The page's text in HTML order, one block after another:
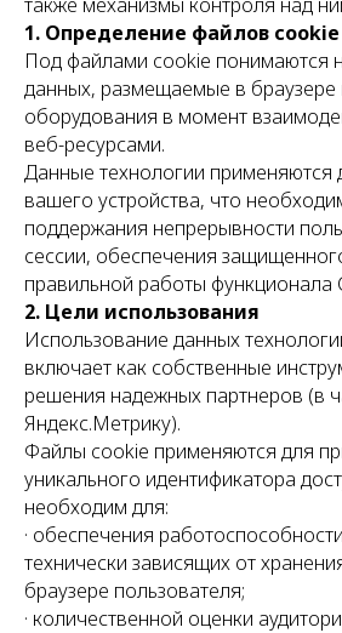
1. Определение файлов cookie
Под файлами cookie понимаются
данных, размещаемые в
оборудования в момент
веб-ресурсами.
Данные технологии применяются
вашего устройства, что
поддержания непрерывности
сессии, обеспечения
правильной работы функционала
2. Цели использования
Использование данных
включает как собственные
решения надежных партнеров (в
Яндекс.Метрику).
Файлы cookie применяются для
уникального идентификатора
необходим для:
· обеспечения
технически зависящих от
браузере пользователя;
· количественной оценки